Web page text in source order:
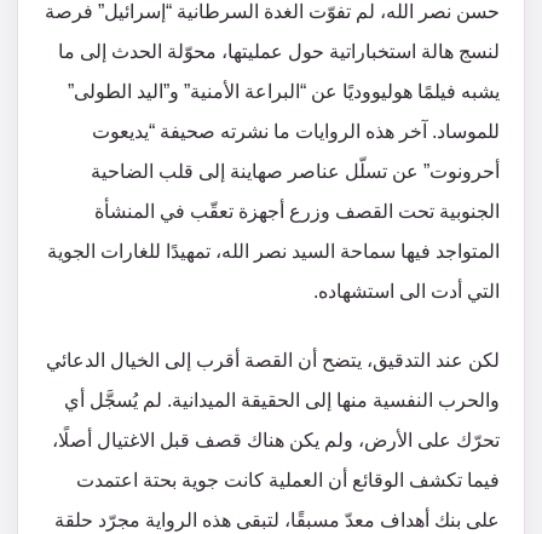
حسن نصر الله، لم تفوّت الغدة السرطانية “إسرائيل” فرصة
لنسج هالة استخباراتية حول عمليتها، محوّلة الحدث إلى ما
يشبه فيلمًا هوليووديًا عن “البراعة الأمنية” و”اليد الطولى”
للموساد. آخر هذه الروايات ما نشرته صحيفة “يديعوت
أحرونوت” عن تسلّل عناصر صهاينة إلى قلب الضاحية
الجنوبية تحت القصف وزرع أجهزة تعقّب في المنشأة
المتواجد فيها سماحة السيد نصر الله، تمهيدًا للغارات الجوية
التي أدت الى استشهاده.
لكن عند التدقيق، يتضح أن القصة أقرب إلى الخيال الدعائي
والحرب النفسية منها إلى الحقيقة الميدانية. لم يُسجَّل أي
تحرّك على الأرض، ولم يكن هناك قصف قبل الاغتيال أصلًا،
فيما تكشف الوقائع أن العملية كانت جوية بحتة اعتمدت
على بنك أهداف معدّ مسبقًا، لتبقى هذه الرواية مجرّد حلقة